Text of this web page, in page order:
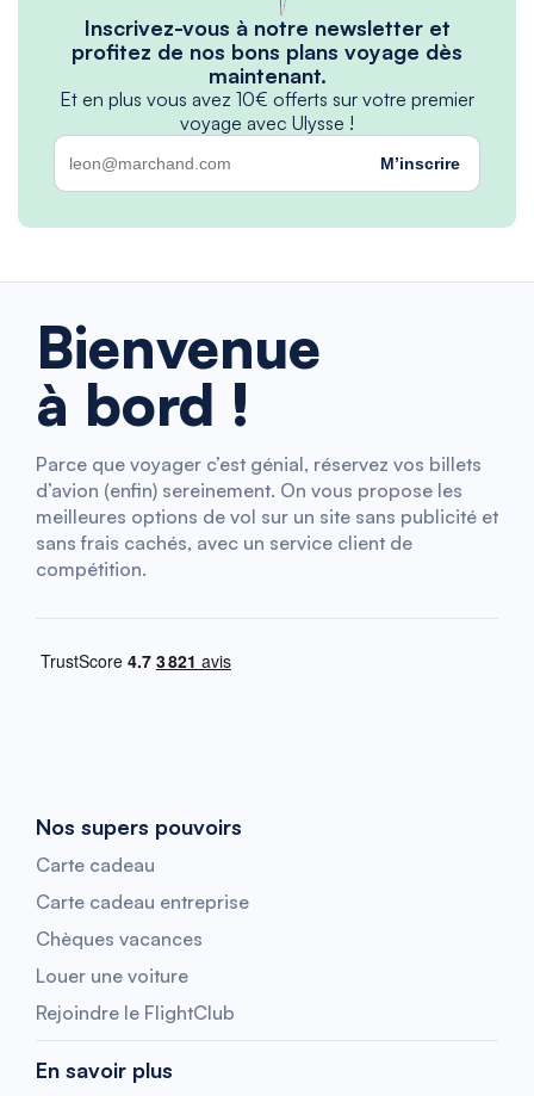
Inscrivez-vous à notre newsletter et
profitez de nos bons plans voyage dès
maintenant.
Et en plus vous avez 10€ offerts sur votre premier
voyage avec Ulysse !
M’inscrire
Bienvenue
à bord !
Parce que voyager c’est génial, réservez vos billets
d’avion (enfin) sereinement. On vous propose les
meilleures options de vol sur un site sans publicité et
sans frais cachés, avec un service client de
compétition.
Nos supers pouvoirs
Carte cadeau
Carte cadeau entreprise
Chèques vacances
Louer une voiture
Rejoindre le FlightClub
En savoir plus